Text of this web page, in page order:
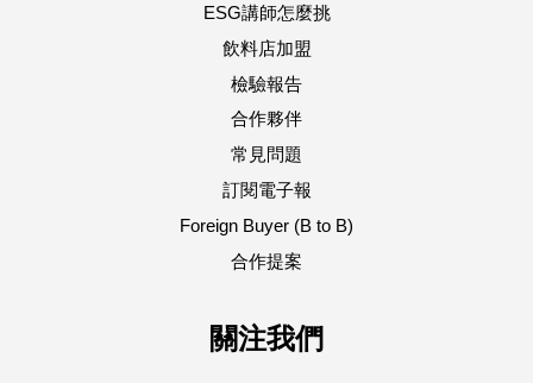
ESG講師怎麼挑
飲料店加盟
檢驗報告
合作夥伴
常見問題
訂閱電子報
Foreign Buyer (B to B)
合作提案
關注我們